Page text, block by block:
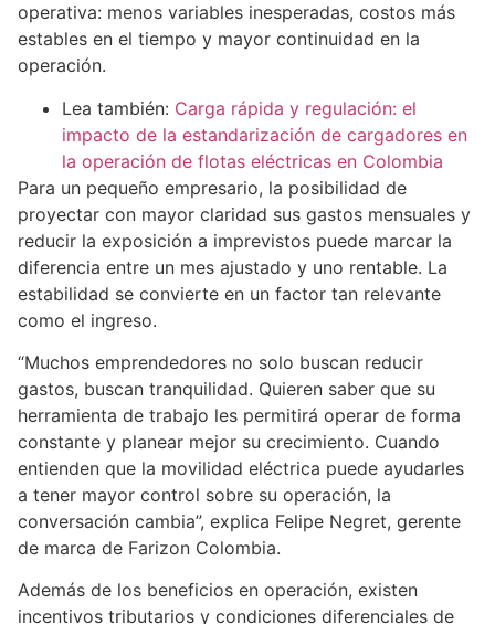
operativa: menos variables inesperadas, costos más
estables en el tiempo y mayor continuidad en la
operación.
Lea también: Carga rápida y regulación: el
impacto de la estandarización de cargadores en
la operación de flotas eléctricas en Colombia
Para un pequeño empresario, la posibilidad de
proyectar con mayor claridad sus gastos mensuales y
reducir la exposición a imprevistos puede marcar la
diferencia entre un mes ajustado y uno rentable. La
estabilidad se convierte en un factor tan relevante
como el ingreso.
“Muchos emprendedores no solo buscan reducir
gastos, buscan tranquilidad. Quieren saber que su
herramienta de trabajo les permitirá operar de forma
constante y planear mejor su crecimiento. Cuando
entienden que la movilidad eléctrica puede ayudarles
a tener mayor control sobre su operación, la
conversación cambia”, explica Felipe Negret, gerente
de marca de Farizon Colombia.
Además de los beneficios en operación, existen
incentivos tributarios y condiciones diferenciales de